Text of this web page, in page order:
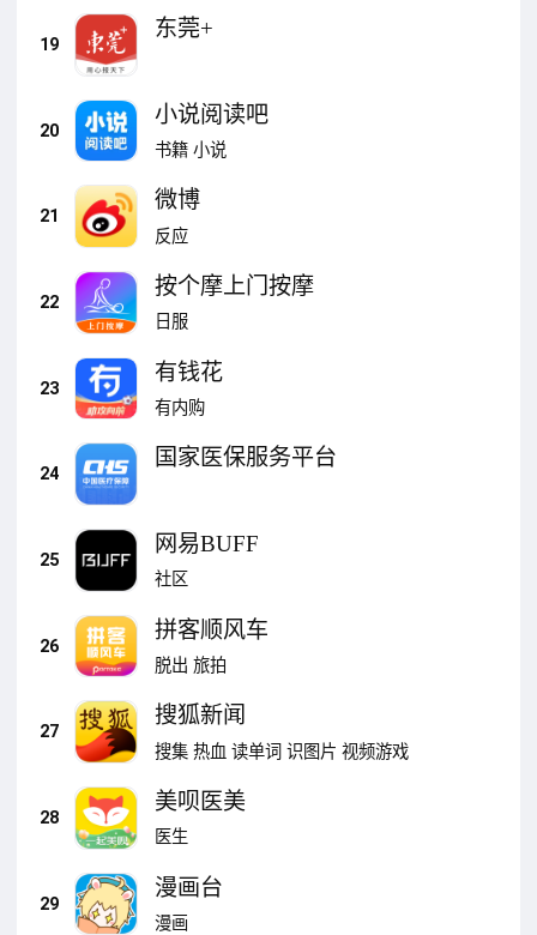
19
东莞+
20
小说阅读吧
书籍 小说
21
微博
反应
22
按个摩上门按摩
日服
23
有钱花
有内购
24
国家医保服务平台
25
网易BUFF
社区
26
拼客顺风车
脱出 旅拍
27
搜狐新闻
搜集 热血 读单词 识图片 视频游戏
28
美呗医美
医生
29
漫画台
漫画